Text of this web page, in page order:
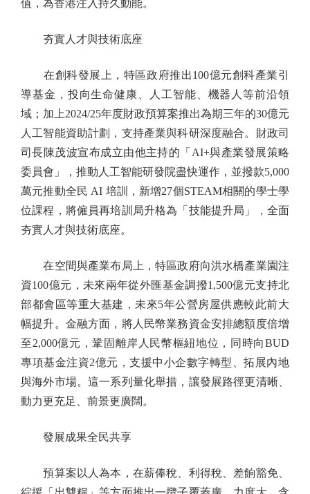
值，為香港注入持久動能。
夯實人才與技術底座
在創科發展上，特區政府推出100億元創科產業引
導基金，投向生命健康、人工智能、機器人等前沿領
域；加上2024/25年度財政預算案推出為期三年的30億元
人工智能資助計劃，支持產業與科研深度融合。財政司
司長陳茂波宣布成立由他主持的「AI+與產業發展策略
委員會」，推動人工智能研發院盡快運作，並撥款5,000
萬元推動全民 AI 培訓，新增27個STEAM相關的學士學
位課程，將僱員再培訓局升格為「技能提升局」，全面
夯實人才與技術底座。
在空間與產業布局上，特區政府向洪水橋產業園注
資100億元，未來兩年從外匯基金調撥1,500億元支持北
部都會區等重大基建，未來5年公營房屋供應較此前大
幅提升。金融方面，將人民幣業務資金安排總額度倍增
至2,000億元，鞏固離岸人民幣樞紐地位，同時向BUD
專項基金注資2億元，支援中小企數字轉型、拓展內地
與海外市場。這一系列量化舉措，讓發展路徑更清晰、
動力更充足、前景更廣闊。
發展成果全民共享
預算案以人為本，在薪俸稅、利得稅、差餉豁免、